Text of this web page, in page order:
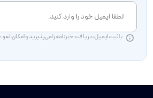
با ثبت ایمیل، دریافت خبرنامه را می‌پذیرید و امکان